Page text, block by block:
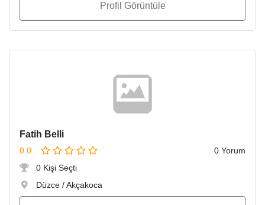
Profil Görüntüle
Fatih Belli
0.0
0 Yorum
0 Kişi Seçti
Düzce / Akçakoca